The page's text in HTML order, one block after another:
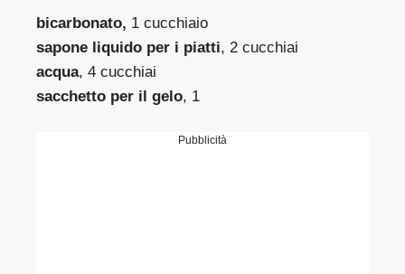
bicarbonato, 1 cucchiaio
sapone liquido per i piatti, 2 cucchiai
acqua, 4 cucchiai
sacchetto per il gelo, 1
Pubblicità